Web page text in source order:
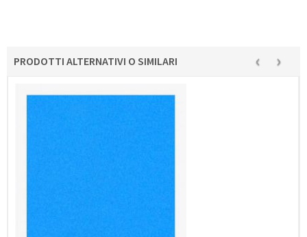
PRODOTTI ALTERNATIVI O SIMILARI ‹ ›